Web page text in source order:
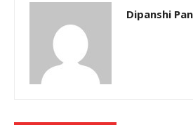
Dipanshi